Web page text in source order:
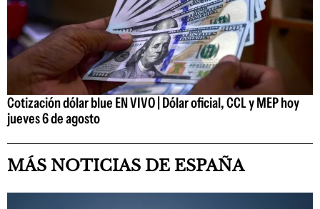
Cotización dólar blue EN VIVO | Dólar oficial, CCL y MEP hoy
jueves 6 de agosto
MÁS NOTICIAS DE ESPAÑA